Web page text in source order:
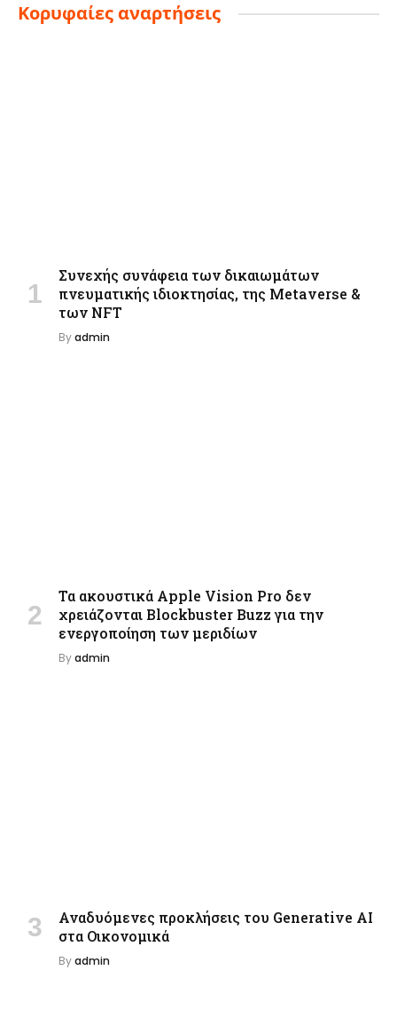
Κορυφαίες αναρτήσεις
Συνεχής συνάφεια των δικαιωμάτων
πνευματικής ιδιοκτησίας, της Metaverse &
των NFT
Byadmin
Τα ακουστικά Apple Vision Pro δεν
χρειάζονται Blockbuster Buzz για την
ενεργοποίηση των μεριδίων
Byadmin
Αναδυόμενες προκλήσεις του Generative AI
στα Οικονομικά
Byadmin